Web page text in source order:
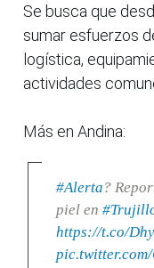
Se busca que
sumar esfuerzos
logística,
actividades
Más en Andina:
#Alerta?
piel en
https://t.co/